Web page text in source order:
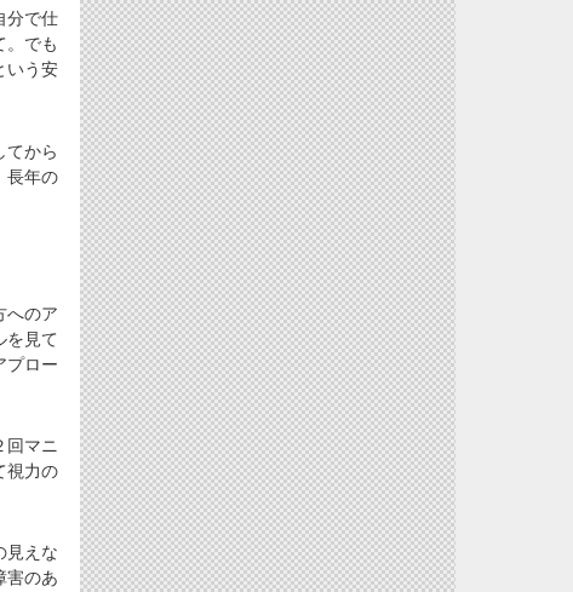
分で仕
。でも
いう安
てから
長年の
へのア
を見て
プロー
回マニ
視力の
見えな
害のあ